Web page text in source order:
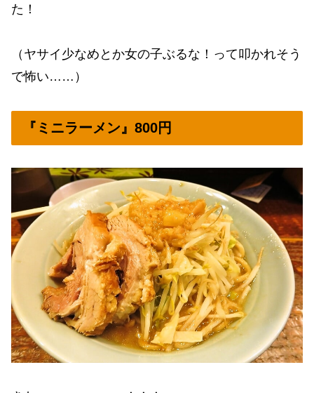
た！
（ヤサイ少なめとか女の子ぶるな！って叩かれそう
で怖い……）
『ミニラーメン』800円